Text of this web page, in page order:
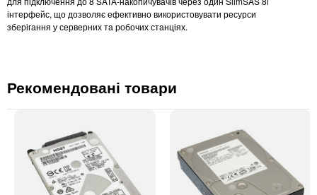
інтерфейс, що дозволяє ефективно використовувати ресурси
зберігання у серверних та робочих станціях.
Рекомендовані товари